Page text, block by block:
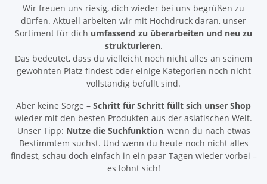
Wir freuen uns riesig, dich wieder bei uns begrüßen zu
dürfen. Aktuell arbeiten wir mit Hochdruck daran, unser
Sortiment für dich umfassend zu überarbeiten und neu zu
strukturieren.
Das bedeutet, dass du vielleicht noch nicht alles an seinem
gewohnten Platz findest oder einige Kategorien noch nicht
vollständig befüllt sind.
Aber keine Sorge – Schritt für Schritt füllt sich unser Shop
wieder mit den besten Produkten aus der asiatischen Welt.
Unser Tipp: Nutze die Suchfunktion, wenn du nach etwas
Bestimmtem suchst. Und wenn du heute noch nicht alles
findest, schau doch einfach in ein paar Tagen wieder vorbei –
es lohnt sich!